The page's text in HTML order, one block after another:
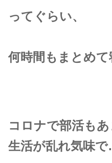
ってぐらい、
何時間もまとめて
コロナで部活も
生活が乱れ気味